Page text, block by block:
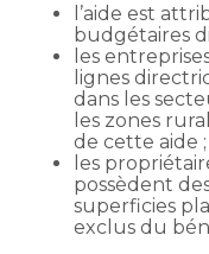
l’aide est
budgétaires
les
lignes
dans les
les zones
de cette aide ;
les
possèdent
superficies
exclus du